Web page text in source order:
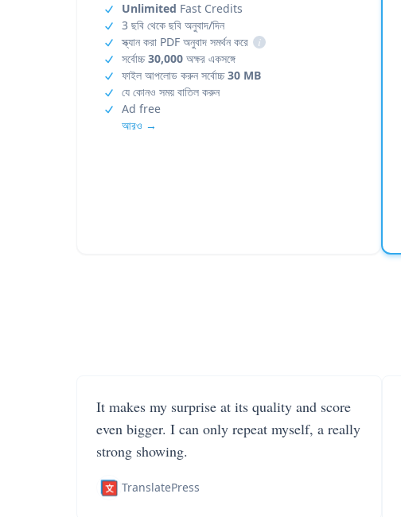
Unlimited Fast Credits
3 ছবি থেকে ছবি অনুবাদ/দিন
স্ক্যান করা PDF অনুবাদ সমর্থন করে
i
সর্বোচ্চ30,000 অক্ষর একসঙ্গে
ফাইল আপলোড করুন সর্বোচ্চ30 MB
যে কোনও সময় বাতিল করুন
Ad free
আরও →
It makes my surprise at its quality and score
even bigger. I can only repeat myself, a really
strong showing.
TranslatePress